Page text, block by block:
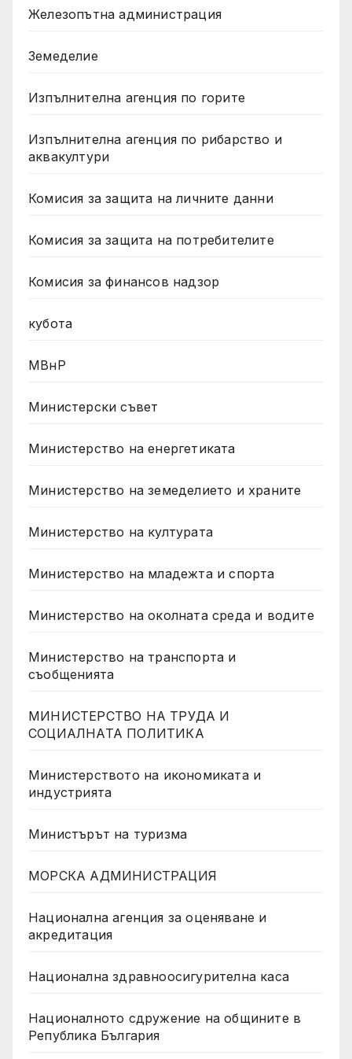
Железопътна администрация
Земеделие
Изпълнителна агенция по горите
Изпълнителна агенция по рибарство и
аквакултури
Комисия за защита на личните данни
Комисия за защита на потребителите
Комисия за финансов надзор
кубота
МВнР
Министерски съвет
Министерство на енергетиката
Министерство на земеделието и храните
Министерство на културата
Министерство на младежта и спорта
Министерство на околната среда и водите
Министерство на транспорта и
съобщенията
МИНИСТЕРСТВО НА ТРУДА И
СОЦИАЛНАТА ПОЛИТИКА
Министерството на икономиката и
индустрията
Министърът на туризма
МОРСКА АДМИНИСТРАЦИЯ
Национална агенция за оценяване и
акредитация
Национална здравноосигурителна каса
Националното сдружение на общините в
Република България